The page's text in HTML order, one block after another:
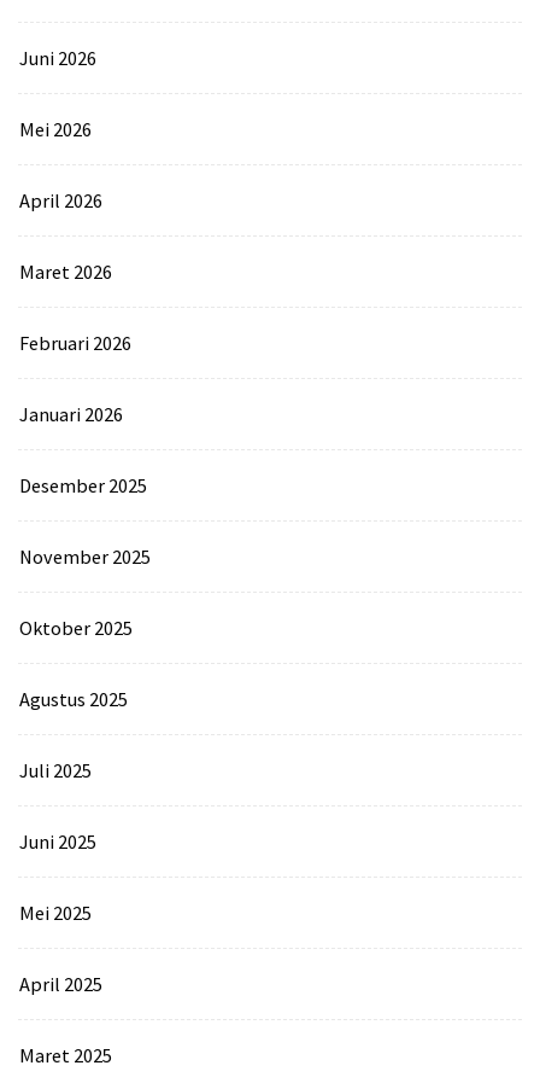
Juni 2026
Mei 2026
April 2026
Maret 2026
Februari 2026
Januari 2026
Desember 2025
November 2025
Oktober 2025
Agustus 2025
Juli 2025
Juni 2025
Mei 2025
April 2025
Maret 2025